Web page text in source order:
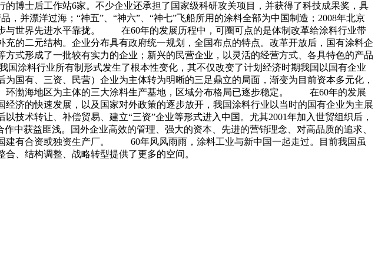
博士后工作站6家。不少企业还承担了国家级科研攻关项目，并获得了科技成果奖，具
并漂洋过海；“神五”、“神六”、“神七”飞船所用的涂料全部为中国制造；2008年北京
与世界先进水平靠拢。 在60年的发展历程中，可圈可点的是体制改革给涂料行业带
的二元结构。企业分布具有政府统一规划，全国布点的特点。改革开放后，国有涂料企
式形成了一批较有实力的企业；新兴的民营企业，以灵活的经营方式、各具特色的产品
涂料行业所有制形式发生了根本性变化，其不仅改变了计划经济时期我国以国有企业
国有、三资、民营）企业为主体转为明晰的三足鼎立的局面，渐变为目前资本多元化，
环渤海地区为主体的三大涂料生产基地，区域分布格局已逐步稳定。 在60年的发展
济的快速发展，以及国家对外政策的逐步放开，我国涂料行业以当时的国有企业为主展
技术转让、补偿贸易、建立“三资”企业等形式进入中国。尤其2001年加入世贸组织后，
中获益匪浅。国外企业高效的管理、强大的资本、先进的营销理念、对高品质的追求、
建有合资或独资生产厂。 60年风风雨雨，涂料工业与新中国一起走过。目前我国虽
、结构调整、战略转型提供了更多的空间。